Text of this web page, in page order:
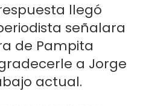
llegó
señalara
de Pampita
a Jorge
actual.